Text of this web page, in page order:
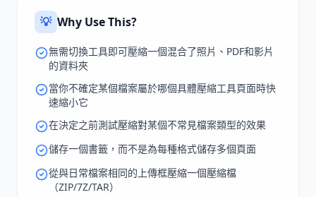
💡 Why Use This?
無需切換工具即可壓縮一個混合了照片、PDF和影片
的資料夾
當你不確定某個檔案屬於哪個具體壓縮工具頁面時快
速縮小它
在決定之前測試壓縮對某個不常見檔案類型的效果
儲存一個書籤，而不是為每種格式儲存多個頁面
從與日常檔案相同的上傳框壓縮一個壓縮檔
（ZIP/7Z/TAR）